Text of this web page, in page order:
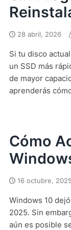
28 abril, 2026
Si tu disco
un SSD más
de mayor
aprenderás
Cómo
16 octubre, 2025
Windows 10
2025. Sin
aún es posible